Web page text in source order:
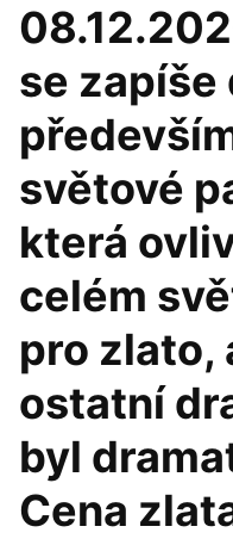
se
světové
která
celém
pro zlato,
ostatní
byl
Cena